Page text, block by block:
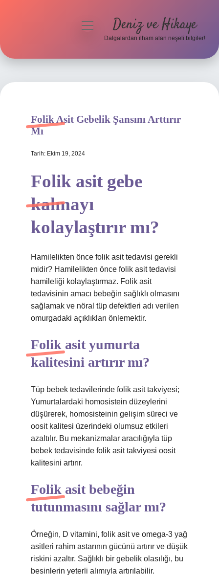
Hakkımızda
menüyü
Deniz ve Hikaye
Dalgalardan ilham alan neşeli bilgiler!
Folik Asit Gebelik Şansını Arttırır
Mı
Tarih: Ekim 19, 2024
Folik asit gebe
kalmayı
kolaylaştırır mı?
Hamilelikten önce folik asit tedavisi gerekli
midir? Hamilelikten önce folik asit tedavisi
hamileliği kolaylaştırmaz. Folik asit
tedavisinin amacı bebeğin sağlıklı olmasını
sağlamak ve nöral tüp defektleri adı verilen
omurgadaki açıklıkları önlemektir.
Folik asit yumurta
kalitesini artırır mı?
Tüp bebek tedavilerinde folik asit takviyesi;
Yumurtalardaki homosistein düzeylerini
düşürerek, homosisteinin gelişim süreci ve
oosit kalitesi üzerindeki olumsuz etkileri
azaltılır. Bu mekanizmalar aracılığıyla tüp
bebek tedavisinde folik asit takviyesi oosit
kalitesini artırır.
Folik asit bebeğin
tutunmasını sağlar mı?
Örneğin, D vitamini, folik asit ve omega-3 yağ
asitleri rahim astarının gücünü artırır ve düşük
riskini azaltır. Sağlıklı bir gebelik olasılığı, bu
besinlerin yeterli alımıyla artırılabilir.